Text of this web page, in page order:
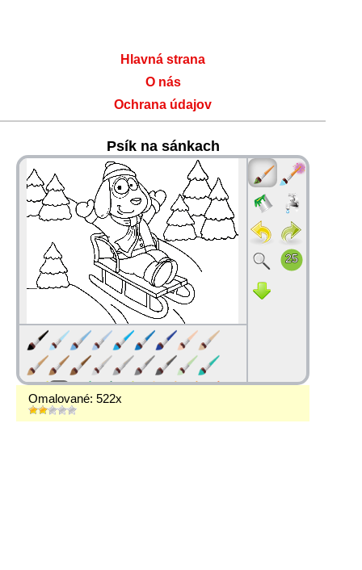
Hlavná strana
O nás
Ochrana údajov
Psík na sánkach
36
Omalované: 522x